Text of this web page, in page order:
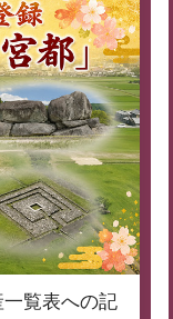
一覧表への記